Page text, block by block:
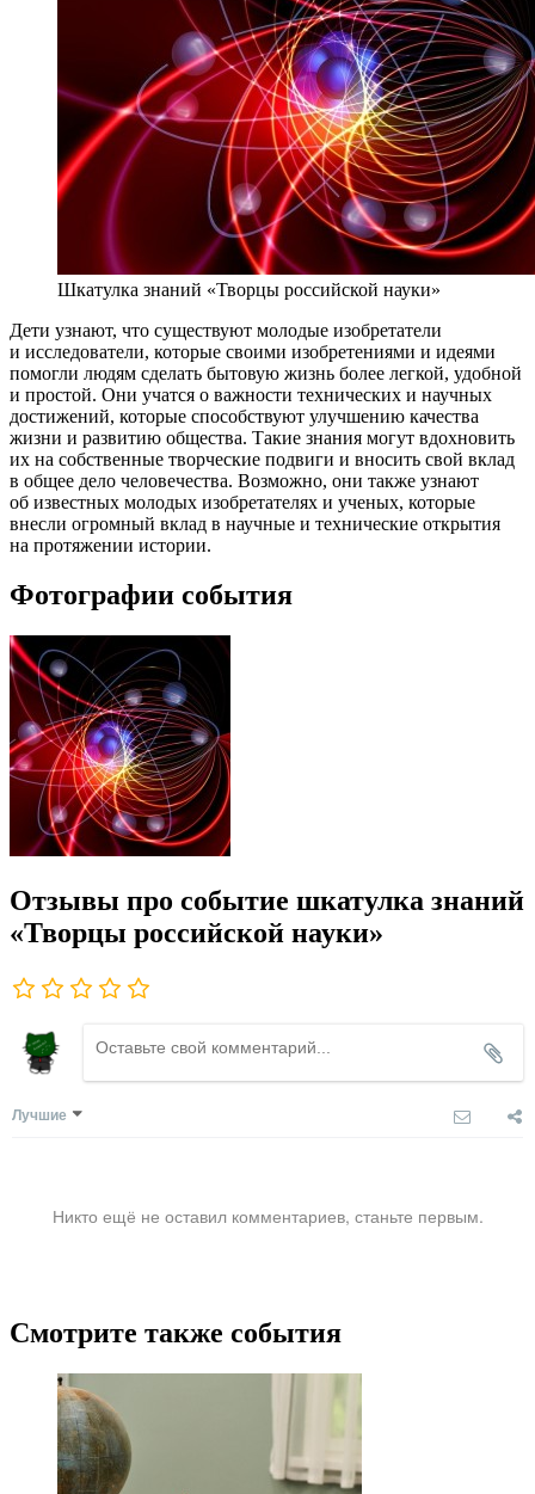
Шкатулка знаний «Творцы российской науки»
Дети узнают, что существуют молодые изобретатели
и исследователи, которые своими изобретениями и идеями
помогли людям сделать бытовую жизнь более легкой, удобной
и простой. Они учатся о важности технических и научных
достижений, которые способствуют улучшению качества
жизни и развитию общества. Такие знания могут вдохновить
их на собственные творческие подвиги и вносить свой вклад
в общее дело человечества. Возможно, они также узнают
об известных молодых изобретателях и ученых, которые
внесли огромный вклад в научные и технические открытия
на протяжении истории.
Фотографии события
Отзывы про событие шкатулка знаний
«Творцы российской науки»
Лучшие
Никто ещё не оставил комментариев, станьте первым.
Смотрите также события